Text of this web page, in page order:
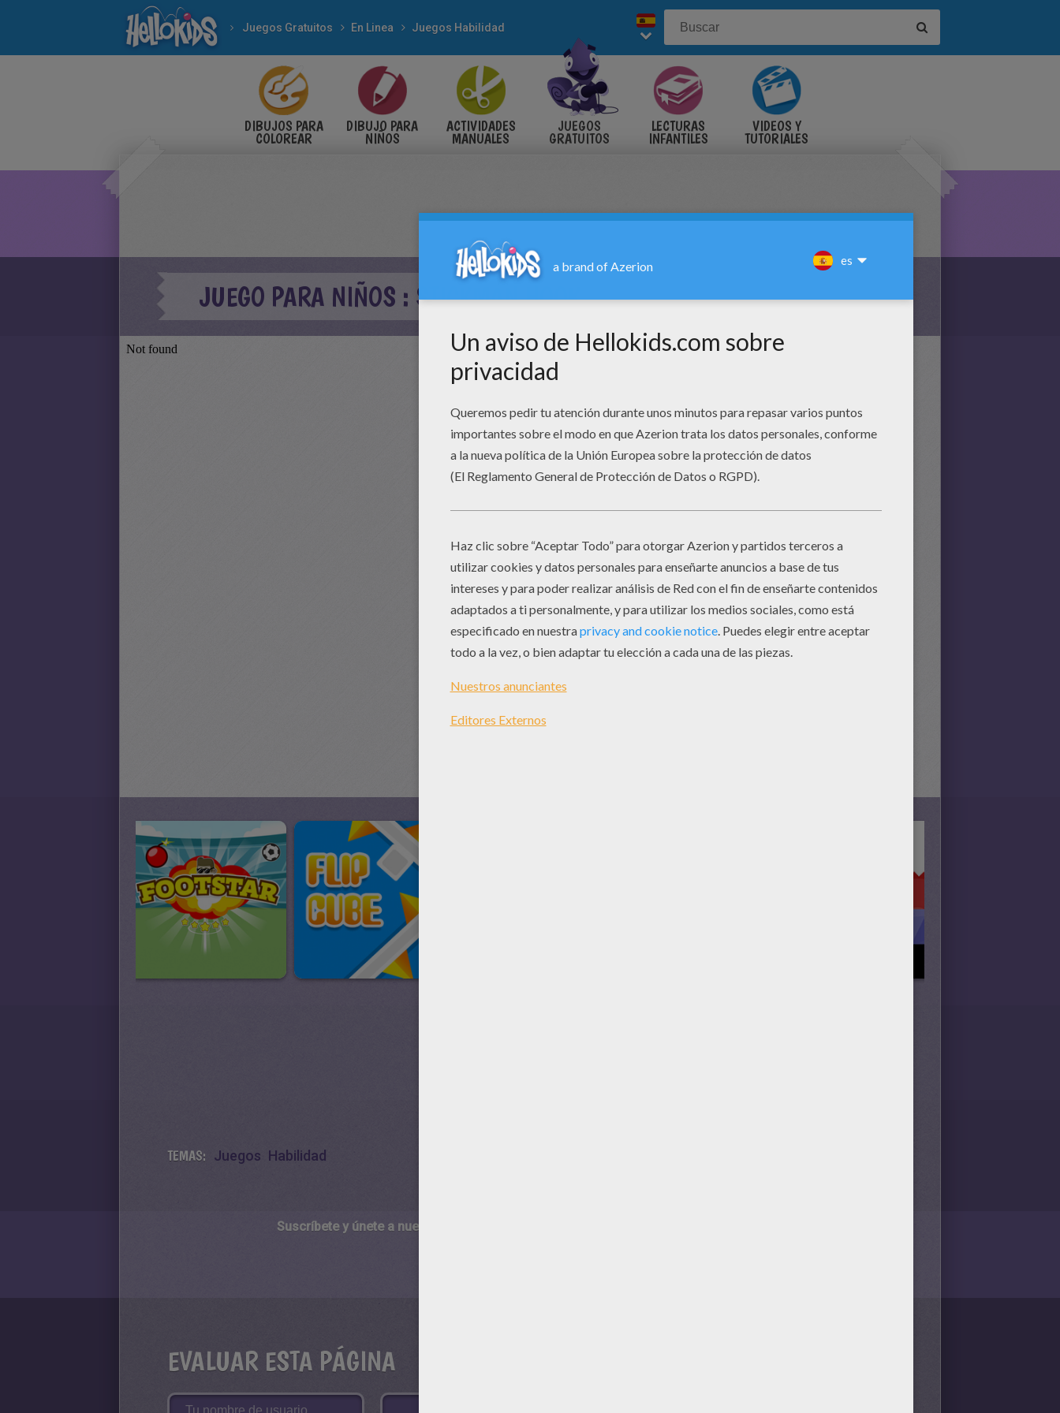
Juegos Gratuitos En Linea Juegos Habilidad
DIBUJOS PARA
COLOREAR
DIBUJO PARA
NIÑOS
ACTIVIDADES
MANUALES
JUEGOS
GRATUITOS
LECTURAS
INFANTILES
VIDEOS Y
TUTORIALES
JUEGO PARA NIÑOS : STICKMAN HOOK
TEMAS: Juegos Habilidad
Suscríbete y únete a nuestro canal de vídeos para niños en Youtube:
EVALUAR ESTA PÁGINA